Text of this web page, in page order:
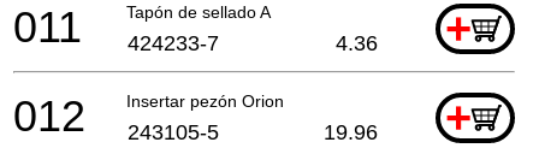
Tapón de sellado A +
011 424233-7 4.36
Insertar pezón Orion +
012 243105-5 19.96